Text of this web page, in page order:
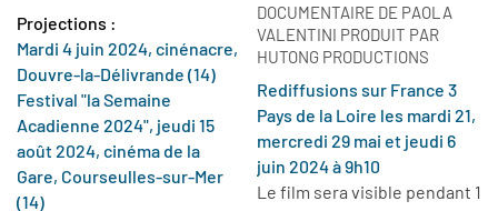
Projections :
Mardi 4 juin 2024, cinénacre,
Douvre-la-Délivrande (14)
Festival "la Semaine
Acadienne 2024", jeudi 15
août 2024, cinéma de la
Gare, Courseulles-sur-Mer
(14)
DOCUMENTAIRE DE PAOLA
VALENTINI PRODUIT PAR
HUTONG PRODUCTIONS
Rediffusions sur France 3
Pays de la Loire les mardi 21,
mercredi 29 mai et jeudi 6
juin 2024 à 9h10
Le film sera visible pendant 1